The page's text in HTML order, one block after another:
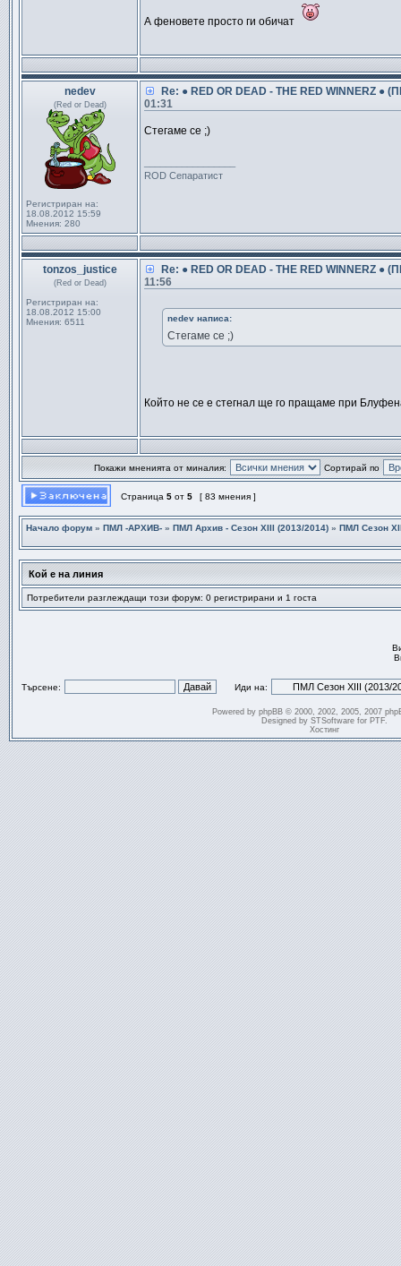
А феновете просто ги обичат
nedev
(Red or Dead)
Регистриран на:
18.08.2012 15:59
Мнения: 280
Re: ● RED OR DEAD - THE RED WINNERZ
01:31
Стегаме се ;)
ROD Сепаратист
tonzos_justice
(Red or Dead)
Регистриран на:
18.08.2012 15:00
Мнения: 6511
Re: ● RED OR DEAD - THE RED WINNERZ
11:56
nedev написа:
Стегаме се ;)
Който не се е стегнал ще го пращаме при
Покажи мненията от миналия: Сортирай по
Страница 5 от 5 [ 83 мнения ]
Начало форум » ПМЛ -АРХИВ- » ПМЛ Архив - Сезон ХІІІ (2013/2014) » ПМЛ Сезон
Кой е на линия
Потребители разглеждащи този форум: 0 регистрирани и 1 госта
Търсене: Иди на:
Powered by phpBB© 2000, 2002, 2005, 2007
Designed by STSoftwarefor PTF.
Хостинг